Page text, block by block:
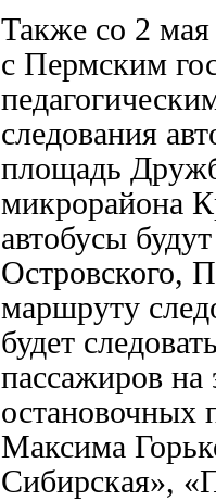
Также со 2 мая
с Пермским
следования
площадь
микрорайона
автобусы
Островского,
маршруту
будет
пассажиров на
остановочных
Максима
Сибирская», «